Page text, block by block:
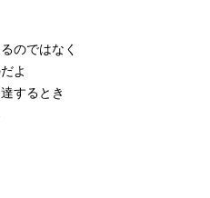
のではなく
よ
するとき